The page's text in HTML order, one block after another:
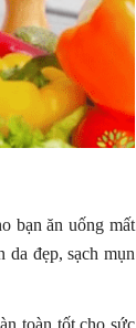
bạn ăn uống mất
da đẹp, sạch mụn
toàn tốt cho sức